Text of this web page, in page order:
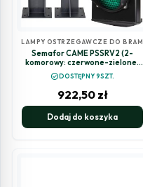
LAMPY OSTRZEGAWCZE DO BRAM
Semafor CAME PSSRV2 (2-
komorowy: czerwone-zielone)
230V LED (001PSSRV2)
check_circleDOSTĘPNY 9SZT.
922,50 zł
Dodaj do koszyka